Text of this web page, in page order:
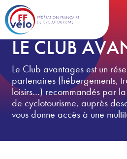
ACCUEIL» LE CLUB AVANTAGES
LE CLUB
Le Club avantages est un
partenaires (hébergements,
loisirs…) recommandés par
de cyclotourisme, auprès
vous donne accès à une